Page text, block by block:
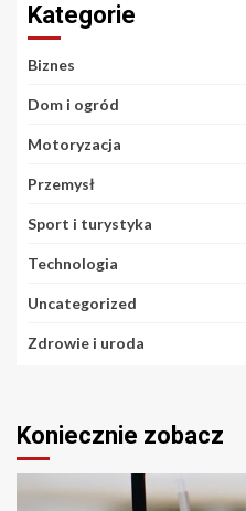
Kategorie
Biznes
Dom i ogród
Motoryzacja
Przemysł
Sport i turystyka
Technologia
Uncategorized
Zdrowie i uroda
Koniecznie zobacz